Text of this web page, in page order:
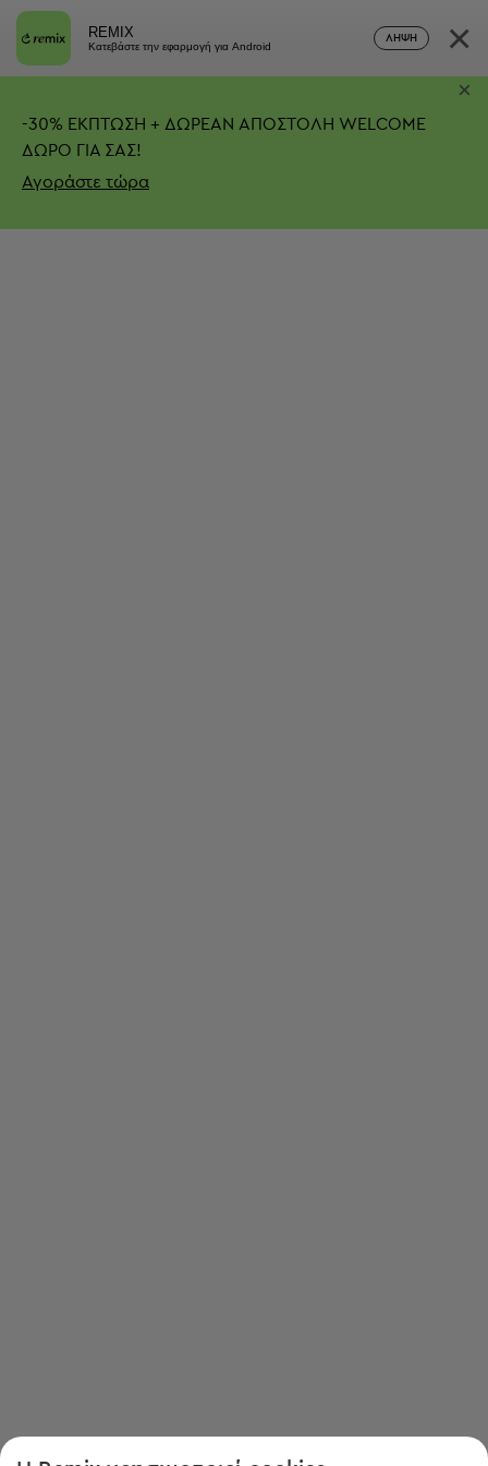
REMIX
Κατεβάστε την εφαρμογή για Android
ΛΉΨΗ ×
-30% ΕΚΠΤΩΣΗ + ΔΩΡΕΑΝ ΑΠΟΣΤΟΛΗ WELCOME
ΔΩΡΟ ΓΙΑ ΣΑΣ!
Αγοράστε τώρα
×